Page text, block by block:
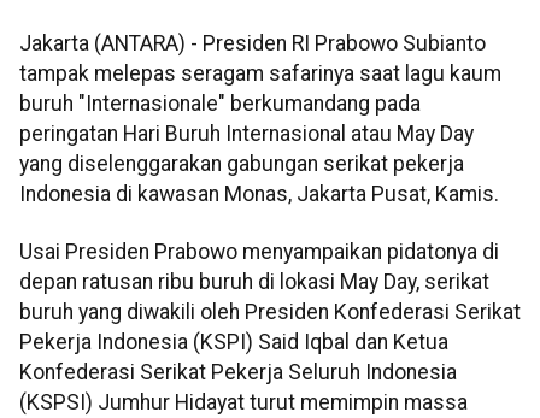
Jakarta (ANTARA) - Presiden RI Prabowo Subianto
tampak melepas seragam safarinya saat lagu kaum
buruh "Internasionale" berkumandang pada
peringatan Hari Buruh Internasional atau May Day
yang diselenggarakan gabungan serikat pekerja
Indonesia di kawasan Monas, Jakarta Pusat, Kamis.
Usai Presiden Prabowo menyampaikan pidatonya di
depan ratusan ribu buruh di lokasi May Day, serikat
buruh yang diwakili oleh Presiden Konfederasi Serikat
Pekerja Indonesia (KSPI) Said Iqbal dan Ketua
Konfederasi Serikat Pekerja Seluruh Indonesia
(KSPSI) Jumhur Hidayat turut memimpin massa